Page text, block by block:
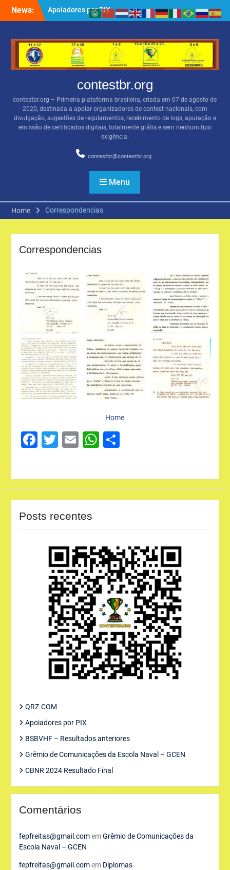
News:
BSBVHF – Resultados
anteriores
Apoiadores por PIX
contestbr.org
contestbr.org – Primeira plataforma brasileira, criada em 07 de agosto de
2020, destinada a apoiar organizadores de contest nacionais, com
divulgação, sugestões de regulamentos, recebimento de logs, apuração e
emissão de certificados digitais, totalmente grátis e sem nenhum tipo
exigência.
contestbr@contestbr.org
Menu
Home Correspondencias
Correspondencias
Home
Facebook
Twitter
EmailWhatsApp
Share
Posts recentes
QRZ.COM
Apoiadores por PIX
BSBVHF – Resultados anteriores
Grêmio de Comunicações da Escola Naval – GCEN
CBNR 2024 Resultado Final
Comentários
fepfreitas@gmail.comemGrêmio de Comunicações da
Escola Naval – GCEN
fepfreitas@gmail.comem Diplomas